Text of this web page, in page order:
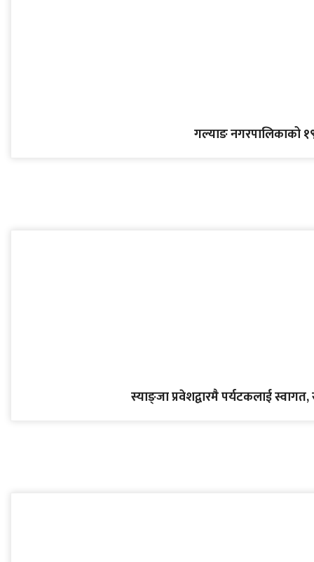
गल्याङ नगरपालिकाको
स्याङ्जा प्रवेशद्वारमै पर्यटकलाई